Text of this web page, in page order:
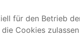
für den Betrieb
Cookies